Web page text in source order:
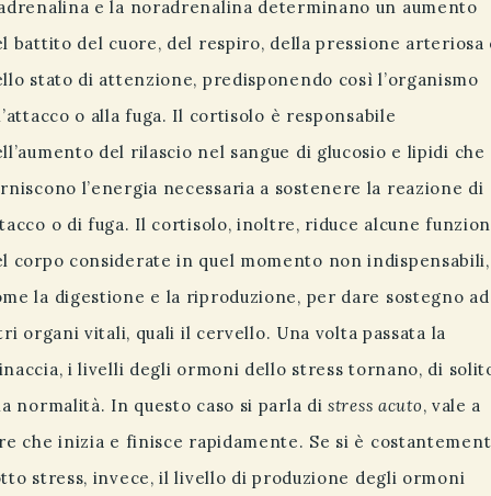
e la noradrenalina determinano un aumento
battito del cuore, del respiro, della pressione arteriosa
stato di attenzione, predisponendo così l’organismo
o alla fuga. Il cortisolo è responsabile
del rilascio nel sangue di glucosio e lipidi che
l’energia necessaria a sostenere la reazione di
o di fuga. Il cortisolo, inoltre, riduce alcune
corpo considerate in quel momento non indispensabili,
la digestione e la riproduzione, per dare sostegno ad
organi vitali, quali il cervello. Una volta passata la
i livelli degli ormoni dello stress tornano, di
normalità. In questo caso si parla distress acuto, vale a
che inizia e finisce rapidamente. Se si è
stress, invece, il livello di produzione degli ormoni